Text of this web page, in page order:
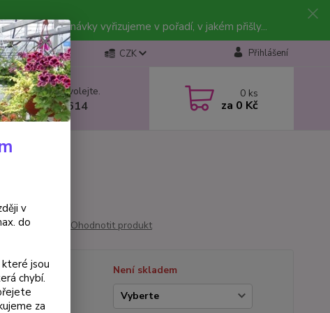
Objednávky vyřizujeme v pořadí, v jakém přišly...
CZK Přihlášení
si rady? Zavolejte.
602 223 614
0 ks
za 0 Kč
Ohodnotit produkt
Dostupnost
Není skladem
Varianta
v
do
jsou
chybí.
za